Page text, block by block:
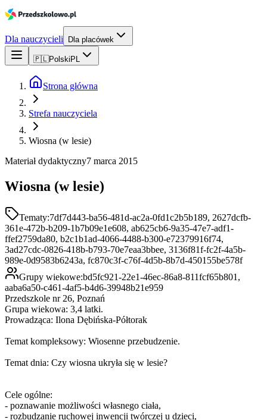
Dla nauczycieli Dla placówek
🇵🇱Polski PL
Strona główna
Strefa nauczyciela
Wiosna (w lesie)
Materiał dydaktyczny7 marca 2015
Wiosna (w lesie)
Tematy:7df7d443-ba56-481d-ac2a-0fd1c2b5b189, 2627dcfb-
361e-472b-b209-1b7b09e1e608, ab625cb6-9a35-47e7-adf1-
ffef2759da80, b2c1b1ad-4066-4488-b300-e72379916f74,
3ad27cdc-0826-418b-b793-70e7eaa3bbee, 3136f81f-fc2f-4a5b-
989e-0d9583b6243a, fc870c3f-c76f-4d5b-8b7d-450155be578f
Grupy wiekowe:bd5fc921-22e1-46ec-86a8-811fcf65b801,
aaba6a50-c461-4af5-b4d6-39948b21e959
Przedszkole nr 26, Poznań
Grupa wiekowa: 3,4 latki.
Prowadząca: Ilona Dębińska-Półtorak
Temat kompleksowy: Wiosenne przebudzenie.
Temat dnia: Czy wiosna ukryła się w lesie?
Cele ogólne:
- poznawanie możliwości własnego ciała,
- rozbudzanie ruchowej inwencji twórczej u dzieci,